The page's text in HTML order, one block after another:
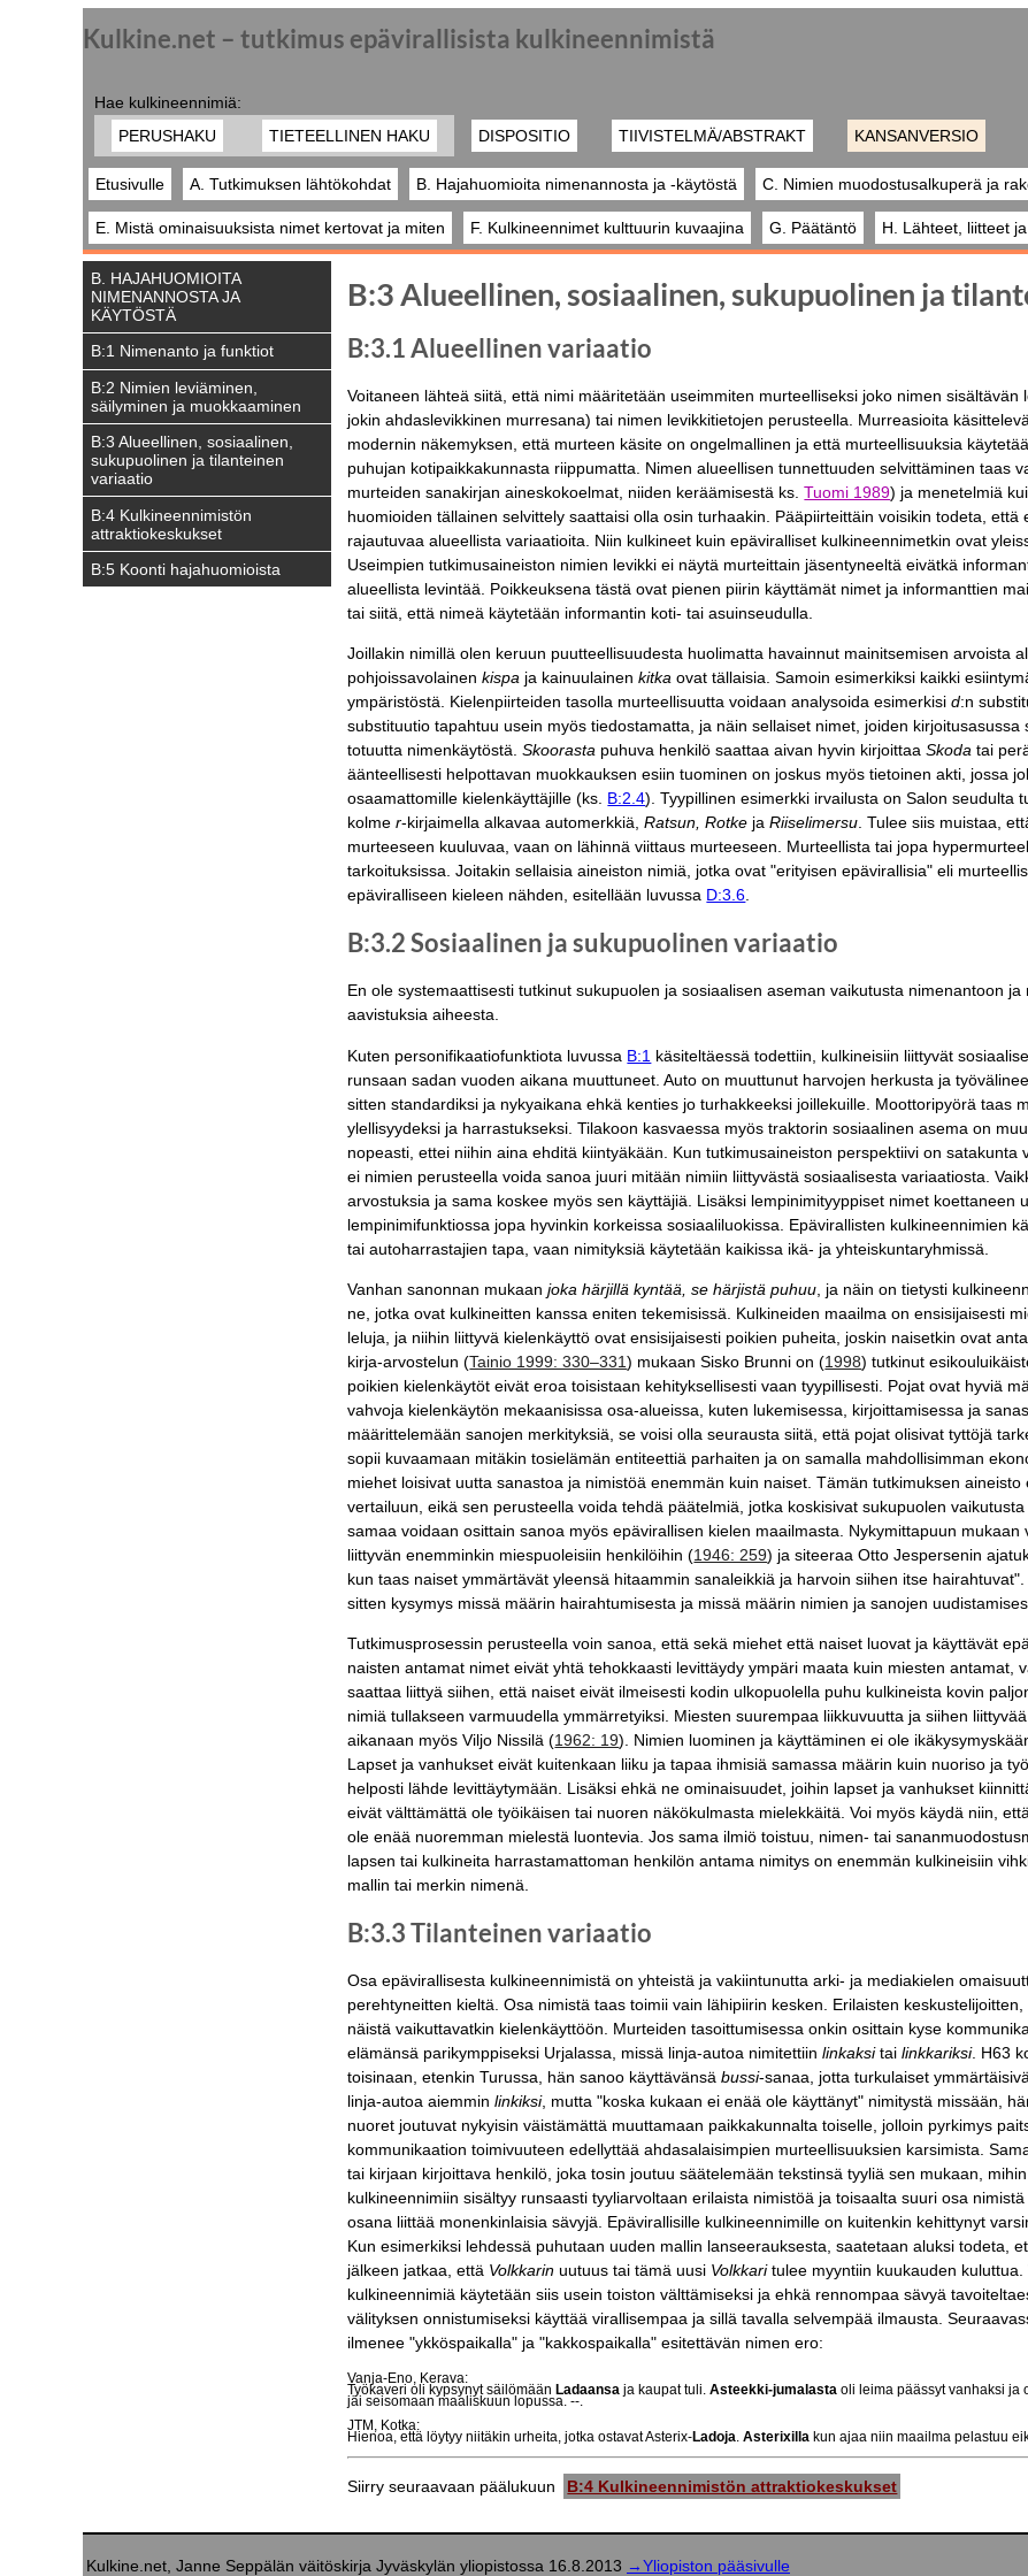
Kulkine.net – tutkimus epävirallisista kulkineennimistä
Hae kulkineennimiä:
PERUSHAKU
TIETEELLINEN HAKU DISPOSITIO TIIVISTELMÄ/ABSTRAKT KANSANVERSIO
Etusivulle A. Tutkimuksen lähtökohdat B. Hajahuomioita nimenannosta ja -käytöstä C. Nimien muodostusalkuperä ja
E. Mistä ominaisuuksista nimet kertovat ja miten F. Kulkineennimet kulttuurin kuvaajina G. Päätäntö H. Lähteet, liitteet
B. HAJAHUOMIOITA
NIMENANNOSTA JA
KÄYTÖSTÄ
B:1 Nimenanto ja funktiot
B:2 Nimien leviäminen,
säilyminen ja muokkaaminen
B:3 Alueellinen, sosiaalinen,
sukupuolinen ja tilanteinen
variaatio
B:4 Kulkineennimistön
attraktiokeskukset
B:5 Koonti hajahuomioista
B:3 Alueellinen, sosiaalinen, sukupuolinen ja
B:3.1 Alueellinen variaatio
Voitaneen lähteä siitä, että nimi määritetään useimmiten murteelliseksi joko nimen
jokin ahdaslevikkinen murresana) tai nimen levikkitietojen perusteella. Murreasioita
modernin näkemyksen, että murteen käsite on ongelmallinen ja että murteellisuuksia
puhujan kotipaikkakunnasta riippumatta. Nimen alueellisen tunnettuuden selvittäminen taas
murteiden sanakirjan aineskokoelmat, niiden keräämisestä ks.Tuomi 1989) ja menetelmiä
huomioiden tällainen selvittely saattaisi olla osin turhaakin. Pääpiirteittäin voisikin todeta,
rajautuvaa alueellista variaatioita. Niin kulkineet kuin epäviralliset kulkineennimetkin ovat
Useimpien tutkimusaineiston nimien levikki ei näytä murteittain jäsentyneeltä eivätkä
alueellista levintää. Poikkeuksena tästä ovat pienen piirin käyttämät nimet ja informanttien
tai siitä, että nimeä käytetään informantin koti- tai asuinseudulla.
Joillakin nimillä olen keruun puutteellisuudesta huolimatta havainnut mainitsemisen arvoista
pohjoissavolainenkispa ja kainuulainenkitka ovat tällaisia. Samoin esimerkiksi kaikki
ympäristöstä. Kielenpiirteiden tasolla murteellisuutta voidaan analysoida esimerkisid:n
substituutio tapahtuu usein myös tiedostamatta, ja näin sellaiset nimet, joiden
totuutta nimenkäytöstä.Skoorasta puhuva henkilö saattaa aivan hyvin kirjoittaaSkoda tai
äänteellisesti helpottavan muokkauksen esiin tuominen on joskus myös tietoinen akti, jossa
osaamattomille kielenkäyttäjille (ks. B:2.4). Tyypillinen esimerkki irvailusta on Salon seudulta
kolmer-kirjaimella alkavaa automerkkiä,Ratsun, Rotke jaRiiselimersu. Tulee siis muistaa,
murteeseen kuuluvaa, vaan on lähinnä viittaus murteeseen. Murteellista tai jopa
tarkoituksissa. Joitakin sellaisia aineiston nimiä, jotka ovat "erityisen epävirallisia" eli
epäviralliseen kieleen nähden, esitellään luvussa D:3.6.
B:3.2 Sosiaalinen ja sukupuolinen variaatio
En ole systemaattisesti tutkinut sukupuolen ja sosiaalisen aseman vaikutusta nimenantoon
aavistuksia aiheesta.
Kuten personifikaatiofunktiota luvussa B:1 käsiteltäessä todettiin, kulkineisiin liittyvät
runsaan sadan vuoden aikana muuttuneet. Auto on muuttunut harvojen herkusta ja
sitten standardiksi ja nykyaikana ehkä kenties jo turhakkeeksi joillekuille. Moottoripyörä taas
ylellisyydeksi ja harrastukseksi. Tilakoon kasvaessa myös traktorin sosiaalinen asema on
nopeasti, ettei niihin aina ehditä kiintyäkään. Kun tutkimusaineiston perspektiivi on
ei nimien perusteella voida sanoa juuri mitään nimiin liittyvästä sosiaalisesta variaatiosta.
arvostuksia ja sama koskee myös sen käyttäjiä. Lisäksi lempinimityyppiset nimet koettaneen
lempinimifunktiossa jopa hyvinkin korkeissa sosiaaliluokissa. Epävirallisten kulkineennimien
tai autoharrastajien tapa, vaan nimityksiä käytetään kaikissa ikä- ja yhteiskuntaryhmissä.
Vanhan sanonnan mukaanjoka härjillä kyntää, se härjistä puhuu , ja näin on tietysti
ne, jotka ovat kulkineitten kanssa eniten tekemisissä. Kulkineiden maailma on ensisijaisesti
leluja, ja niihin liittyvä kielenkäyttö ovat ensisijaisesti poikien puheita, joskin naisetkin ovat
kirja-arvostelun (Tainio 1999: 330–331) mukaan Sisko Brunni on (1998) tutkinut
poikien kielenkäytöt eivät eroa toisistaan kehityksellisesti vaan tyypillisesti. Pojat ovat hyviä
vahvoja kielenkäytön mekaanisissa osa-alueissa, kuten lukemisessa, kirjoittamisessa ja
määrittelemään sanojen merkityksiä, se voisi olla seurausta siitä, että pojat olisivat tyttöjä
sopii kuvaamaan mitäkin tosielämän entiteettiä parhaiten ja on samalla mahdollisimman
miehet loisivat uutta sanastoa ja nimistöä enemmän kuin naiset.Tämän tutkimuksen aineisto
vertailuun, eikä sen perusteella voida tehdä päätelmiä, jotka koskisivat sukupuolen
samaa voidaan osittain sanoa myös epävirallisen kielen maailmasta. Nykymittapuun
liittyvän enemminkin miespuoleisiin henkilöihin (1946: 259) ja siteeraa Otto Jespersenin
kun taas naiset ymmärtävät yleensä hitaammin sanaleikkiä ja harvoin siihen itse
sitten kysymys missä määrin hairahtumisesta ja missä määrin nimien ja sanojen
Tutkimusprosessin perusteella voin sanoa, että sekä miehet että naiset luovat ja käyttävät
naisten antamat nimet eivät yhtä tehokkaasti levittäydy ympäri maata kuin miesten antamat,
saattaa liittyä siihen, että naiset eivät ilmeisesti kodin ulkopuolella puhu kulkineista kovin
nimiä tullakseen varmuudella ymmärretyiksi. Miesten suurempaa liikkuvuutta ja siihen
aikanaan myös Viljo Nissilä (1962: 19). Nimien luominen ja käyttäminen ei ole
Lapset ja vanhukset eivät kuitenkaan liiku ja tapaa ihmisiä samassa määrin kuin nuoriso ja
helposti lähde levittäytymään. Lisäksi ehkä ne ominaisuudet, joihin lapset ja vanhukset
eivät välttämättä ole työikäisen tai nuoren näkökulmasta mielekkäitä. Voi myös käydä niin,
ole enää nuoremman mielestä luontevia. Jos sama ilmiö toistuu, nimen- tai
lapsen tai kulkineita harrastamattoman henkilön antama nimitys on enemmän kulkineisiin
mallin tai merkin nimenä.
B:3.3 Tilanteinen variaatio
Osa epävirallisesta kulkineennimistä on yhteistä ja vakiintunutta arki- ja mediakielen
perehtyneitten kieltä. Osa nimistä taas toimii vain lähipiirin kesken. Erilaisten
näistä vaikuttavatkin kielenkäyttöön. Murteiden tasoittumisessa onkin osittain kyse
elämänsä parikymppiseksi Urjalassa, missä linja-autoa nimitettiinlinkaksitailinkkariksi. H63
toisinaan, etenkin Turussa, hän sanoo käyttävänsäbussi-sanaa, jotta turkulaiset
linja-autoa aiemminlinkiksi, mutta "koska kukaan ei enää ole käyttänyt" nimitystä missään,
nuoret joutuvat nykyisin väistämättä muuttamaan paikkakunnalta toiselle, jolloin pyrkimys
kommunikaation toimivuuteen edellyttää ahdasalaisimpien murteellisuuksien karsimista.
tai kirjaan kirjoittava henkilö, joka tosin joutuu säätelemään tekstinsä tyyliä sen mukaan,
kulkineennimiin sisältyy runsaasti tyyliarvoltaan erilaista nimistöä ja toisaalta suuri osa
osana liittää monenkinlaisia sävyjä. Epävirallisille kulkineennimille on kuitenkin kehittynyt
Kun esimerkiksi lehdessä puhutaan uuden mallin lanseerauksesta, saatetaan aluksi todeta,
jälkeen jatkaa, että Volkkarin uutuus tai tämä uusi Volkkaritulee myyntiin kuukauden kuluttua.
kulkineennimiä käytetään siis usein toiston välttämiseksi ja ehkä rennompaa sävyä
välityksen onnistumiseksi käyttää virallisempaa ja sillä tavalla selvempää ilmausta.
ilmenee "ykköspaikalla" ja "kakkospaikalla" esitettävän nimen ero:
Vanja-Eno, Kerava:
Työkaveri oli kypsynyt säilömään Ladaansa ja kaupat tuli.Asteekki-jumalasta oli leima päässyt vanhaksi ja
jäi seisomaan maaliskuun lopussa. --.
JTM, Kotka:
Hienoa, että löytyy niitäkin urheita, jotka ostavat Asterix-Ladoja .Asterixilla kun ajaa niin maailma pelastuu
Siirry seuraavaan päälukuun B:4 Kulkineennimistön attraktiokeskukset
Kulkine.net, Janne Seppälän väitöskirja Jyväskylän yliopistossa 16.8.2013 →Yliopiston pääsivulle